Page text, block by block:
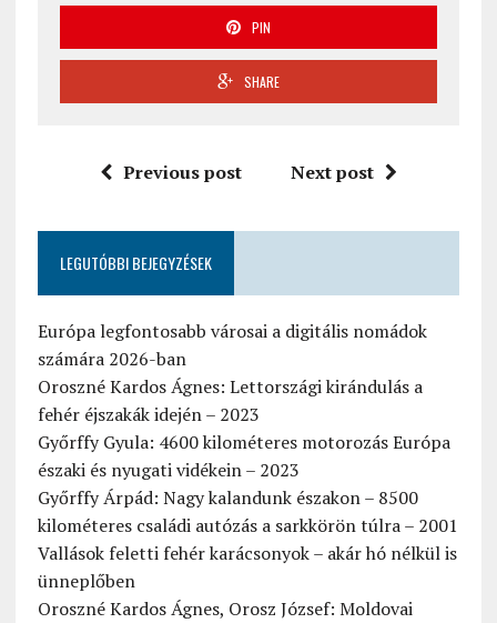
PIN
SHARE
Previous post Next post
LEGUTÓBBI BEJEGYZÉSEK
Európa legfontosabb városai a digitális nomádok
számára 2026-ban
Oroszné Kardos Ágnes: Lettországi kirándulás a
fehér éjszakák idején – 2023
Győrffy Gyula: 4600 kilométeres motorozás Európa
északi és nyugati vidékein – 2023
Győrffy Árpád: Nagy kalandunk északon – 8500
kilométeres családi autózás a sarkkörön túlra – 2001
Vallások feletti fehér karácsonyok – akár hó nélkül is
ünneplőben
Oroszné Kardos Ágnes, Orosz József: Moldovai